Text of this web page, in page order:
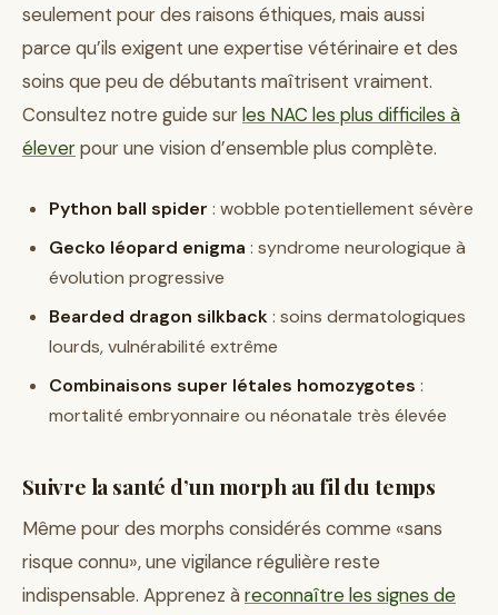
seulement pour des raisons éthiques, mais aussi
parce qu’ils exigent une expertise vétérinaire et des
soins que peu de débutants maîtrisent vraiment.
Consultez notre guide surles NAC les plus difficiles à
éleverpour une vision d’ensemble plus complète.
Python ball spider : wobble potentiellement sévère
Gecko léopard enigma : syndrome neurologique à
évolution progressive
Bearded dragon silkback: soins dermatologiques
lourds, vulnérabilité extrême
Combinaisons super létales homozygotes :
mortalité embryonnaire ou néonatale très élevée
Suivre la santé d’un morph au fil du temps
Même pour des morphs considérés comme «sans
risque connu», une vigilance régulière reste
indispensable. Apprenez àreconnaître les signes de